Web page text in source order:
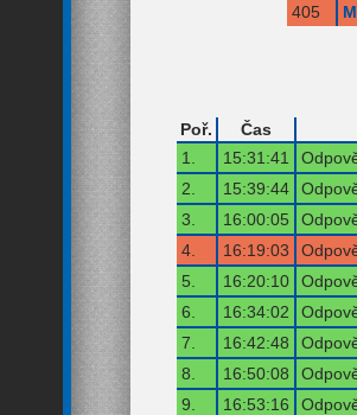
405
Poř.
Čas
1.
15:31:41
2.
15:39:44
3.
16:00:05
4.
16:19:03
5.
16:20:10
6.
16:34:02
7.
16:42:48
8.
16:50:08
9.
16:53:16